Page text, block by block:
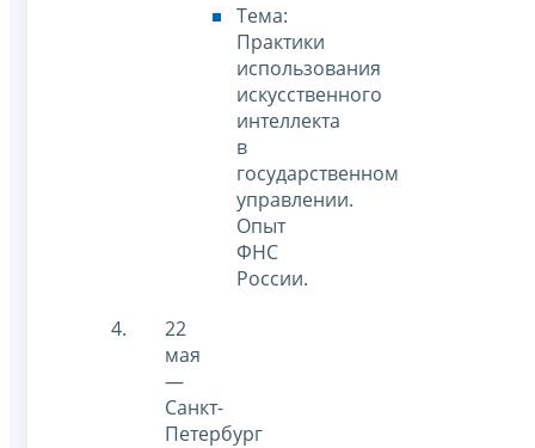
Тема:
Практики
использования
искусственного
интеллекта
в
государственном
управлении.
Опыт
ФНС
России.
22
мая
—
Санкт-
Петербург